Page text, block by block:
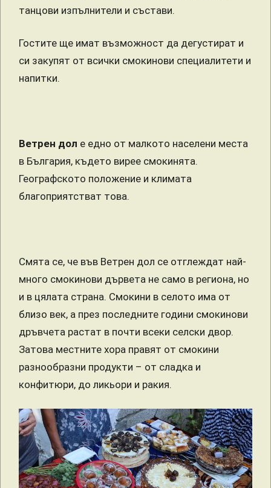
танцови изпълнители и състави.
Гостите ще имат възможност да дегустират и
си закупят от всички смокинови специалитети и
напитки.
Ветрен дол е едно от малкото населени места
в България, където вирее смокинята.
Географското положение и климата
благоприятстват това.
Смята се, че във Ветрен дол се отглеждат най-
много смокинови дървета не само в региона, но
и в цялата страна. Смокини в селото има от
близо век, а през последните години смокинови
дръвчета растат в почти всеки селски двор.
Затова местните хора правят от смокини
разнообразни продукти – от сладка и
конфитюри, до ликьори и ракия.